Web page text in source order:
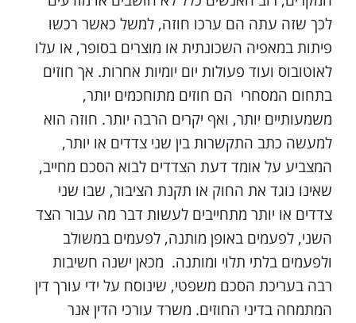
לכך שזה עתה הם ערכו חוזה, למשל כאשר רכשו
פיתות במאפיה השכונתית או מוצרים בסופר, או עלו
לאוטובוס ועוד פעולות יום יומיות אחרות. אך חוזים
בתחום המסחרי הם חוזים מתוחכמים יותר,
משמעותיים יותר, ואף יקרים הרבה יותר. חוזה הוא
למעשה כתב התקשרות בין שני צדדים או יותר,
המצביע על אומד דעת הצדדים לבוא הסכם מחייב,
שאינו נוגד את החוק או תקנת הציבור, שבו שני
צדדים או יותר מתחייבים לעשות דבר מה עבור הצד
השני, לפעמים באופן מותנה, לפעמים במשולב
ולפעמים בלתי תלוי ומותנה. מכאן ישנה חשיבות
רבה בעריכת הסכם משפטי, שינוסח על ידי עורך דין
המתמחה בדיני החוזים. משרד עורכי הדין אנר